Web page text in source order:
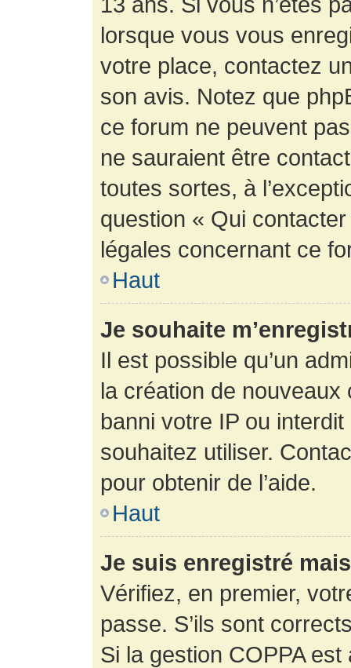
lorsque vous vous
votre place, contactez
son avis. Notez que
ce forum ne peuvent
ne sauraient être
toutes sortes, à
question « Qui
légales concernant ce
Haut
Je souhaite
Il est possible qu’un
la création de
banni votre IP ou
souhaitez utiliser.
pour obtenir de l’aide.
Haut
Je suis enregistré
Vérifiez, en premier,
passe. S’ils sont
Si la gestion COPPA